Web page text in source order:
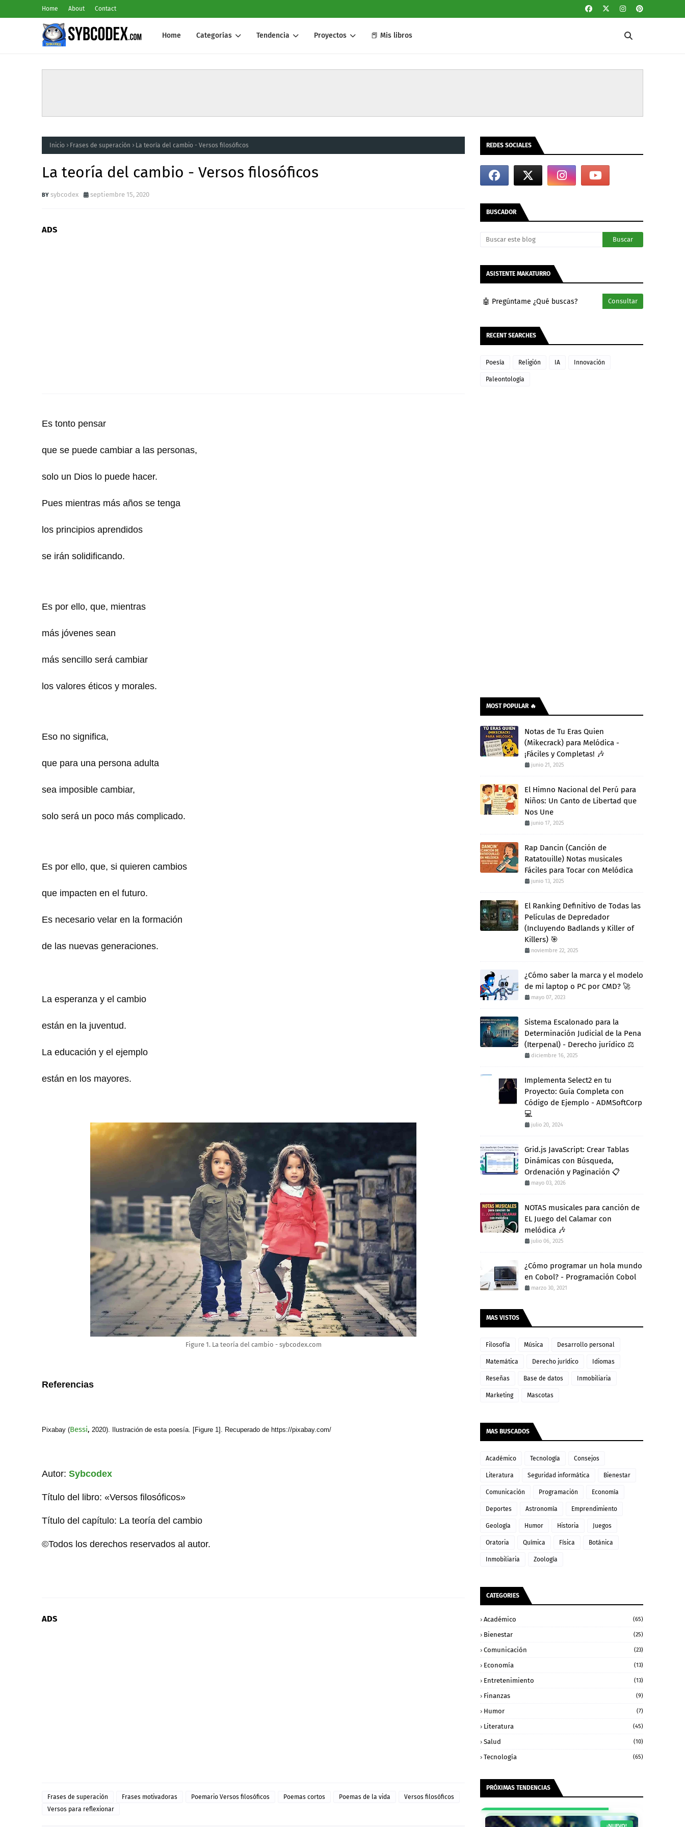
Home About Contact
Home Categorías Tendencia Proyectos 📕 Mis libros
Inicio Frases de superación La teoría del cambio - Versos filosóficos
La teoría del cambio - Versos filosóficos
sybcodex septiembre 15, 2020
ADS
Es tonto pensar
que se puede cambiar a las personas,
solo un Dios lo puede hacer.
Pues mientras más años se tenga
los principios aprendidos
se irán solidificando.
Es por ello, que, mientras
más jóvenes sean
más sencillo será cambiar
los valores éticos y morales.
Eso no significa,
que para una persona adulta
sea imposible cambiar,
solo será un poco más complicado.
Es por ello, que, si quieren cambios
que impacten en el futuro.
Es necesario velar en la formación
de las nuevas generaciones.
La esperanza y el cambio
están en la juventud.
La educación y el ejemplo
están en los mayores.
Figure 1. La teoría del cambio - sybcodex.com
Referencias
Pixabay (Bessi, 2020). Ilustración de esta poesía. [Figure 1]. Recuperado de https://pixabay.com/
Autor: Sybcodex
Título del libro: «Versos filosóficos»
Título del capítulo: La teoría del cambio
©Todos los derechos reservados al autor.
ADS
Frases de superación Frases motivadoras Poemario Versos filosóficos Poemas cortos Poemas de la vida
Versos filosóficos
Versos para reflexionar
REDES SOCIALES
BUSCADOR
ASISTENTE MAKATURRO
🤖 Pregúntame ¿Qué buscas? Consultar
RECENT SEARCHES
Poesía Religión IA Innovación
Paleontología
MOST POPULAR 🔥
Notas de Tu Eras Quien
(Mikecrack) para Melódica -
¡Fáciles y Completas! 🎶
junio 21, 2025
El Himno Nacional del Perú para
Niños: Un Canto de Libertad que
Nos Une
junio 17, 2025
Rap Dancin (Canción de
Ratatouille) Notas musicales
Fáciles para Tocar con Melódica
junio 13, 2025
El Ranking Definitivo de Todas las
Películas de Depredador
(Incluyendo Badlands y Killer of
Killers) 🎯
noviembre 22, 2025
¿Cómo saber la marca y el modelo
de mi laptop o PC por CMD? 🚀
mayo 07, 2023
Sistema Escalonado para la
Determinación Judicial de la Pena
(Iterpenal) - Derecho jurídico ⚖️
diciembre 16, 2025
Implementa Select2 en tu
Proyecto: Guía Completa con
Código de Ejemplo - ADMSoftCorp
💻
julio 20, 2024
Grid.js JavaScript: Crear Tablas
Dinámicas con Búsqueda,
Ordenación y Paginación 📋
mayo 03, 2026
NOTAS musicales para canción de
EL Juego del Calamar con
melódica 🎶
julio 06, 2025
¿Cómo programar un hola mundo
en Cobol? - Programación Cobol
marzo 30, 2021
MAS VISTOS
Filosofía Música Desarrollo personal
Matemática Derecho jurídico Idiomas
Reseñas Base de datos Inmobiliaria
Marketing Mascotas
MAS BUSCADOS
Académico Tecnología Consejos
Literatura Seguridad informática Bienestar
Comunicación Programación Economía
Deportes Astronomía Emprendimiento
Geología Humor Historia Juegos
Oratoria Química Física Botánica
Inmobiliaria Zoología
CATEGORIES
Académico (65)
Bienestar (25)
Comunicación (23)
Economía (13)
Entretenimiento (13)
Finanzas (9)
Humor (7)
Literatura (45)
Salud (10)
Tecnología (65)
PRÓXIMAS TENDENCIAS